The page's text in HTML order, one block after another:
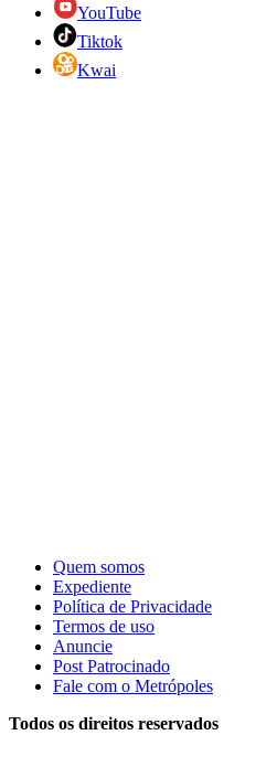
YouTube
Tiktok
Kwai
Quem somos
Expediente
Política de Privacidade
Termos de uso
Anuncie
Post Patrocinado
Fale com o Metrópoles
Todos os direitos reservados